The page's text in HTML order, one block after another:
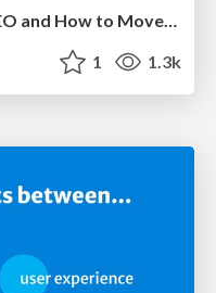
AI Search: Implications for SEO and How to Move Forward - #ShenzhenSEOConference
1 1.3k